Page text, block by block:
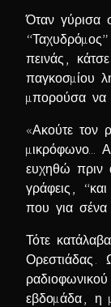
Όταν γύρισα
πεινάς,
παγκοσµίου
µπορούσα να
«Ακούτε τον
µικρόφωνο…
ευχηθώ πριν
γράφεις,
που για σένα
Τότε
Ορεστιάδας.
εβδοµάδα, η